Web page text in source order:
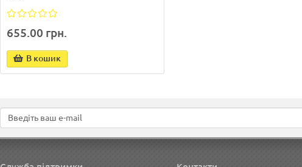
655.00 грн.
В кошик